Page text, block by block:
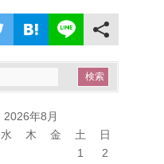
2026年8月
水 木 金 土 日
1
2